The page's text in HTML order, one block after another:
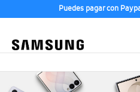
Puedes pagar con